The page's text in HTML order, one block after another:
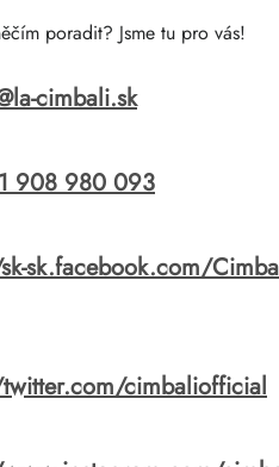
poradit? Jsme tu pro vás!
la-cimbali.sk
908 980 093
sk.facebook.com/
cimbaliofficial